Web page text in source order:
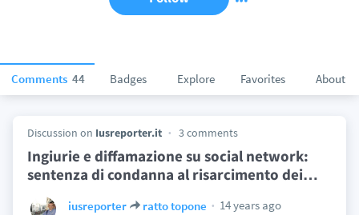
Comments 44 Badges Explore Favorites About
Discussion on Iusreporter.it 3 comments
Ingiurie e diffamazione su social network:
sentenza di condanna al risarcimento dei…
iusreporter ratto topone
14 years ago